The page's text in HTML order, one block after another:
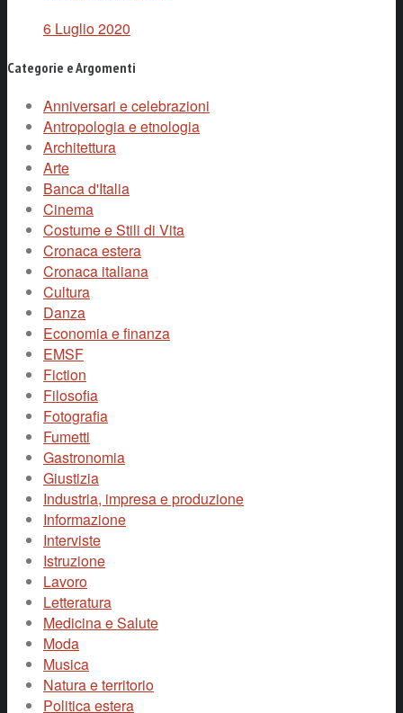
6 Luglio 2020
Categorie e Argomenti
Anniversari e celebrazioni
Antropologia e etnologia
Architettura
Arte
Banca d'Italia
Cinema
Costume e Stili di Vita
Cronaca estera
Cronaca italiana
Cultura
Danza
Economia e finanza
EMSF
Fiction
Filosofia
Fotografia
Fumetti
Gastronomia
Giustizia
Industria, impresa e produzione
Informazione
Interviste
Istruzione
Lavoro
Letteratura
Medicina e Salute
Moda
Musica
Natura e territorio
Politica estera